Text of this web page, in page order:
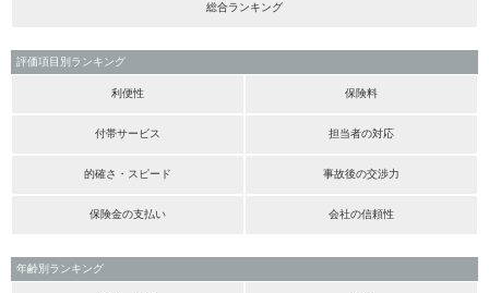
総合ランキング
評価項目別ランキング
利便性 保険料
付帯サービス 担当者の対応
的確さ・スピード 事故後の交渉力
保険金の支払い 会社の信頼性
年齢別ランキング